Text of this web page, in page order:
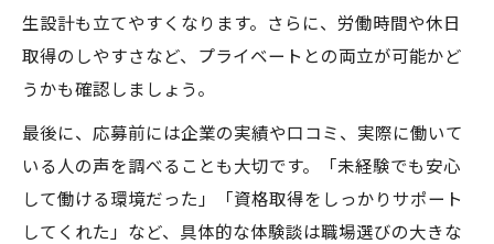
生設計も立てやすくなります。さらに、労働時間や休日
取得のしやすさなど、プライベートとの両立が可能かど
うかも確認しましょう。
最後に、応募前には企業の実績や口コミ、実際に働いて
いる人の声を調べることも大切です。「未経験でも安心
して働ける環境だった」「資格取得をしっかりサポート
してくれた」など、具体的な体験談は職場選びの大きな